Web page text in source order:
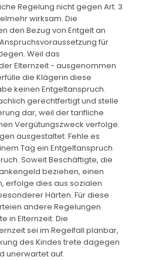
Regelung nicht gegen Art. 3
wirksam. Die
den Bezug von Entgelt an
für
Weil das
Elternzeit - ausgenommen
die Klägerin diese
keinen Entgeltanspruch.
gerechtfertigt und stelle
dar, weil der tarifliche
Vergütungszweck verfolge.
ausgestaltet. Fehle es
Tag ein Entgeltanspruch
Soweit Beschäftigte, die
beziehen, einen
erfolge dies aus sozialen
Härten. Für diese
andere Regelungen
in Elternzeit. Die
sei im Regelfall planbar,
des Kindes trete dagegen
unerwartet auf.